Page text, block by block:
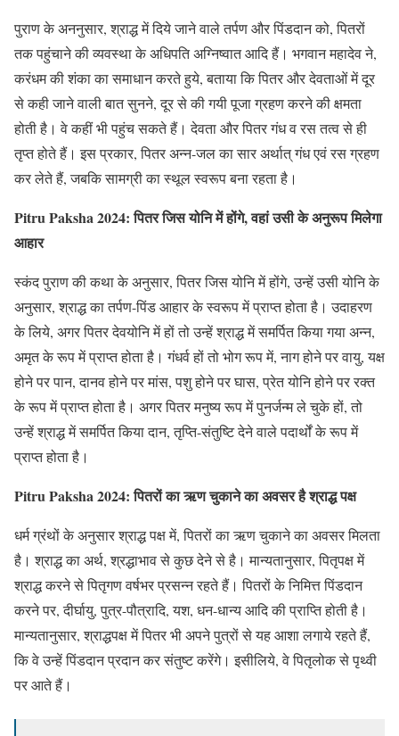
पुराण के अननुसार, श्राद्ध में दिये जाने वाले तर्पण और पिंडदान को, पितरों
तक पहुंचाने की व्यवस्था के अधिपति अग्निष्वात आदि हैं। भगवान महादेव ने,
करंधम की शंका का समाधान करते हुये, बताया कि पितर और देवताओं में दूर
से कही जाने वाली बात सुनने, दूर से की गयी पूजा ग्रहण करने की क्षमता
होती है। वे कहीं भी पहुंच सकते हैं। देवता और पितर गंध व रस तत्व से ही
तृप्त होते हैं। इस प्रकार, पितर अन्न-जल का सार अर्थात् गंध एवं रस ग्रहण
कर लेते हैं, जबकि सामग्री का स्थूल स्वरूप बना रहता है।
Pitru Paksha 2024: पितर जिस योनि में होंगे, वहां उसी के अनुरूप मिलेगा
आहार
स्कंद पुराण की कथा के अनुसार, पितर जिस योनि में होंगे, उन्हें उसी योनि के
अनुसार, श्राद्ध का तर्पण-पिंड आहार के स्वरूप में प्राप्त होता है। उदाहरण
के लिये, अगर पितर देवयोनि में हों तो उन्हें श्राद्ध में समर्पित किया गया अन्न,
अमृत के रूप में प्राप्त होता है। गंधर्व हों तो भोग रूप में, नाग होने पर वायु, यक्ष
होने पर पान, दानव होने पर मांस, पशु होने पर घास, प्रेत योनि होने पर रक्त
के रूप में प्राप्त होता है। अगर पितर मनुष्य रूप में पुनर्जन्म ले चुके हों, तो
उन्हें श्राद्ध में समर्पित किया दान, तृप्ति-संतुष्टि देने वाले पदार्थों के रूप में
प्राप्त होता है।
Pitru Paksha 2024: पितरों का ऋण चुकाने का अवसर है श्राद्ध पक्ष
धर्म ग्रंथों के अनुसार श्राद्ध पक्ष में, पितरों का ऋण चुकाने का अवसर मिलता
है। श्राद्ध का अर्थ, श्रद्धाभाव से कुछ देने से है। मान्यतानुसार, पितृपक्ष में
श्राद्ध करने से पितृगण वर्षभर प्रसन्न रहते हैं। पितरों के निमित्त पिंडदान
करने पर, दीर्घायु, पुत्र-पौत्रादि, यश, धन-धान्य आदि की प्राप्ति होती है।
मान्यतानुसार, श्राद्धपक्ष में पितर भी अपने पुत्रों से यह आशा लगाये रहते हैं,
कि वे उन्हें पिंडदान प्रदान कर संतुष्ट करेंगे। इसीलिये, वे पितृलोक से पृथ्वी
पर आते हैं।